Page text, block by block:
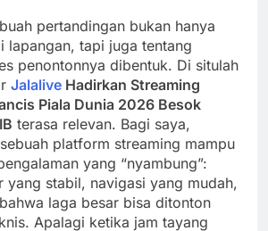
pertandingan bukan hanya
lapangan, tapi juga tentang
penontonnya dibentuk. Di situlah
Jalalive Hadirkan Streaming
Piala Dunia 2026 Besok
terasa relevan. Bagi saya,
platform streaming mampu
yang “nyambung”:
yang stabil, navigasi yang mudah,
laga besar bisa ditonton
Apalagi ketika jam tayang